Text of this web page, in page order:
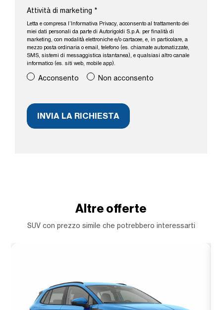
Attività di marketing *
Letta e compresa l’Informativa Privacy, acconsento al trattamento dei
miei dati personali da parte di Autorigoldi S.p.A. per finalità di
marketing, con modalità elettroniche e/o cartacee, e, in particolare, a
mezzo posta ordinaria o email, telefono (es. chiamate automatizzate,
SMS, sistemi di messaggistica istantanea), e qualsiasi altro canale
informatico (es. siti web, mobile app).
Acconsento Non acconsento
Altre offerte
SUV con prezzo simile che potrebbero interessarti